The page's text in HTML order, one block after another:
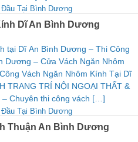
Đầu Tại Bình Dương
Dĩ An Bình Dương
tại Dĩ An Bình Dương – Thi Công
Dương – Cửa Vách Ngăn Nhôm
Vách Ngăn Nhôm Kính Tại Dĩ
TRANG TRÍ NỘI NGOẠI THẤT &
– Chuyên thi công vách […]
Đầu Tại Bình Dương
Thuận An Bình Dương